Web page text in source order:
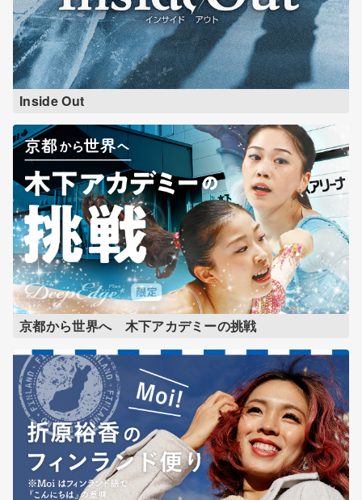
Inside Out
京都から世界へ 木下アカデミーの挑戦